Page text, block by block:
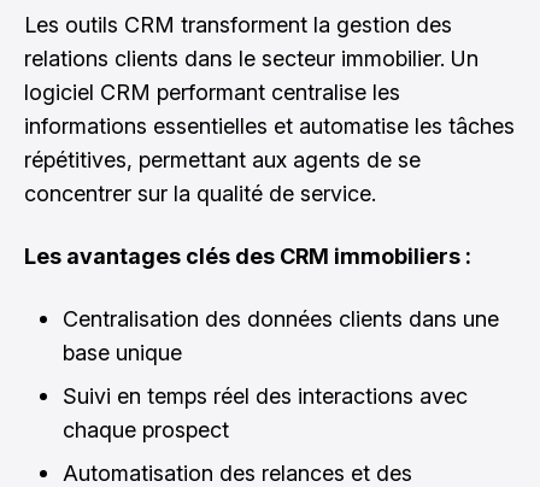
Les outils CRM transforment la gestion des
relations clients dans le secteur immobilier. Un
logiciel CRM performant centralise les
informations essentielles et automatise les tâches
répétitives, permettant aux agents de se
concentrer sur la qualité de service.
Les avantages clés des CRM immobiliers :
Centralisation des données clients dans une
base unique
Suivi en temps réel des interactions avec
chaque prospect
Automatisation des relances et des